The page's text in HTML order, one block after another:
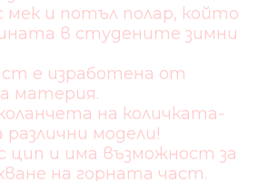
мек и потъл полар, който
в студените зимни
е изработена от
материя.
на количката-
различни модели!
цип и има възможност за
на горната част.